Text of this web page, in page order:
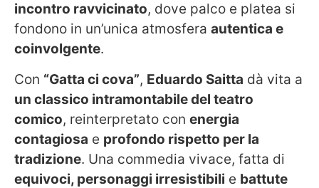
incontro ravvicinato, dove palco e platea si
fondono in un’unica atmosfera autentica e
coinvolgente.
Con “Gatta ci cova”, Eduardo Saitta dà vita a
un classico intramontabile del teatro
comico, reinterpretato con energia
contagiosa e profondo rispetto per la
tradizione. Una commedia vivace, fatta di
equivoci, personaggi irresistibili e battute